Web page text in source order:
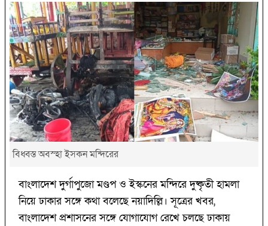
বিধ্বস্ত অবস্হা ইসকন মন্দিরের
বাংলাদেশ দুর্গাপুজো মণ্ডপ ও ইস্কনের মন্দিরে দুষ্কৃতী হামলা
নিয়ে ঢাকার সঙ্গে কথা বলেছে নয়াদিল্লি। সূত্রের খবর,
বাংলাদেশ প্রশাসনের সঙ্গে যোগাযোগ রেখে চলছে ঢাকায়